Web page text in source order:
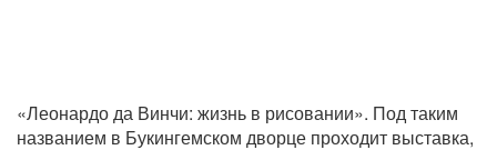
«Леонардо да Винчи: жизнь в рисовании». Под таким
названием в Букингемском дворце проходит выставка,